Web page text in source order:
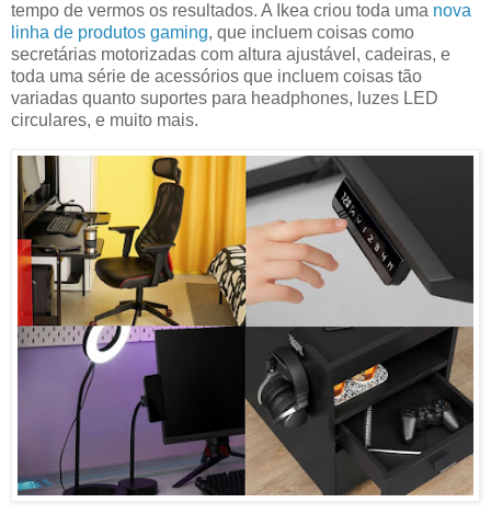
tempo de vermos os resultados. A Ikea criou toda uma nova
linha de produtos gaming, que incluem coisas como
secretárias motorizadas com altura ajustável, cadeiras, e
toda uma série de acessórios que incluem coisas tão
variadas quanto suportes para headphones, luzes LED
circulares, e muito mais.